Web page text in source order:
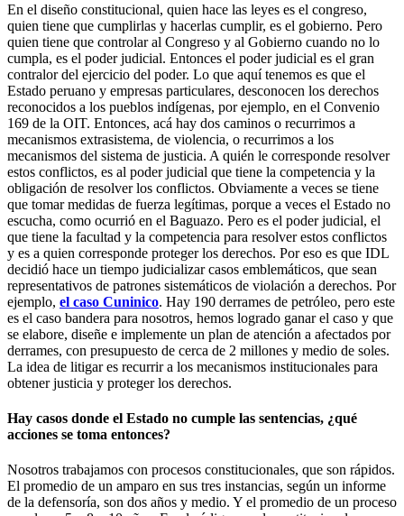
En el diseño constitucional, quien hace las leyes es el congreso,
quien tiene que cumplirlas y hacerlas cumplir, es el gobierno. Pero
quien tiene que controlar al Congreso y al Gobierno cuando no lo
cumpla, es el poder judicial. Entonces el poder judicial es el gran
contralor del ejercicio del poder. Lo que aquí tenemos es que el
Estado peruano y empresas particulares, desconocen los derechos
reconocidos a los pueblos indígenas, por ejemplo, en el Convenio
169 de la OIT. Entonces, acá hay dos caminos o recurrimos a
mecanismos extrasistema, de violencia, o recurrimos a los
mecanismos del sistema de justicia. A quién le corresponde resolver
estos conflictos, es al poder judicial que tiene la competencia y la
obligación de resolver los conflictos. Obviamente a veces se tiene
que tomar medidas de fuerza legítimas, porque a veces el Estado no
escucha, como ocurrió en el Baguazo. Pero es el poder judicial, el
que tiene la facultad y la competencia para resolver estos conflictos
y es a quien corresponde proteger los derechos. Por eso es que IDL
decidió hace un tiempo judicializar casos emblemáticos, que sean
representativos de patrones sistemáticos de violación a derechos. Por
ejemplo, el caso Cuninico. Hay 190 derrames de petróleo, pero este
es el caso bandera para nosotros, hemos logrado ganar el caso y que
se elabore, diseñe e implemente un plan de atención a afectados por
derrames, con presupuesto de cerca de 2 millones y medio de soles.
La idea de litigar es recurrir a los mecanismos institucionales para
obtener justicia y proteger los derechos.
Hay casos donde el Estado no cumple las sentencias, ¿qué
acciones se toma entonces?
Nosotros trabajamos con procesos constitucionales, que son rápidos.
El promedio de un amparo en sus tres instancias, según un informe
de la defensoría, son dos años y medio. Y el promedio de un proceso